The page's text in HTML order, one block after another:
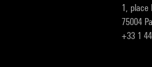
1, place
75004
+33 1